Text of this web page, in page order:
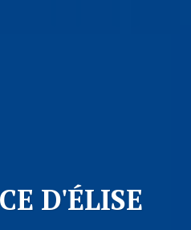
D'ÉLISE